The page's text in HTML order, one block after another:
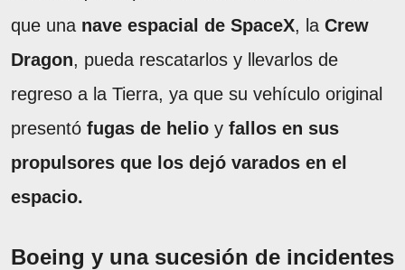
que una nave espacial de SpaceX, la Crew
Dragon, pueda rescatarlos y llevarlos de
regreso a la Tierra, ya que su vehículo original
presentó fugas de helio y fallos en sus
propulsores que los dejó varados en el
espacio.
Boeing y una sucesión de incidentes